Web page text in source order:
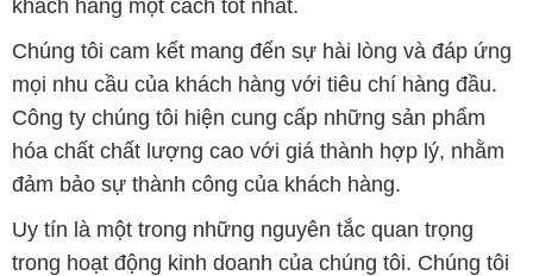
khách hàng một cách tốt nhất.
Chúng tôi cam kết mang đến sự hài lòng và đáp ứng
mọi nhu cầu của khách hàng với tiêu chí hàng đầu.
Công ty chúng tôi hiện cung cấp những sản phẩm
hóa chất chất lượng cao với giá thành hợp lý, nhằm
đảm bảo sự thành công của khách hàng.
Uy tín là một trong những nguyên tắc quan trọng
trong hoạt động kinh doanh của chúng tôi. Chúng tôi